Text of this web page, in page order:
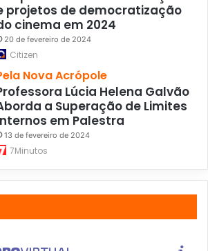
projetos de democratização
cinema em 2024
20 de fevereiro de 2024
Citizen
Nova Acrópole
Lúcia Helena Galvão
a Superação de Limites
em Palestra
13 de fevereiro de 2024
7Minutos